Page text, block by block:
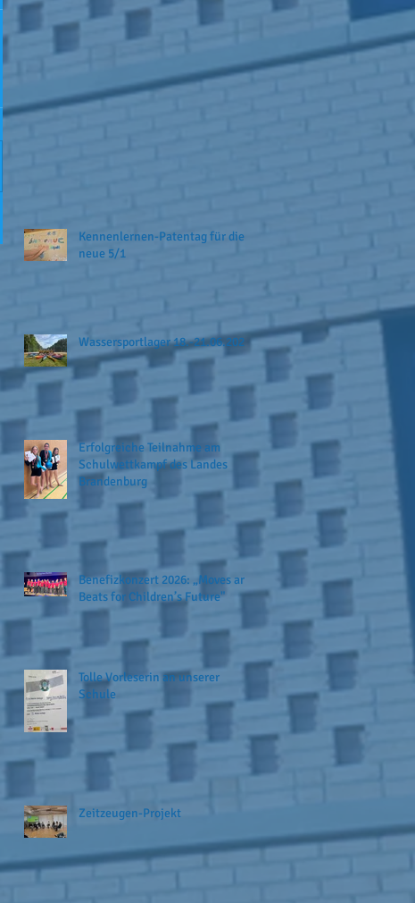
Kennenlernen-Patentag für die
neue 5/1
Wassersportlager 18.-21.06.2026
Erfolgreiche Teilnahme am
Schulwettkampf des Landes
Brandenburg
Benefizkonzert 2026: „Moves and
Beats for Children’s Future"
Tolle Vorleserin an unserer
Schule
Zeitzeugen-Projekt